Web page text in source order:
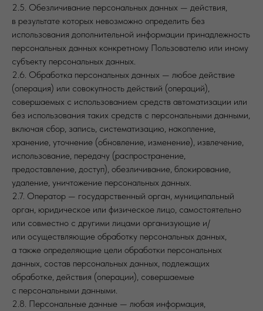
2.5. Обезличивание персональных данных — действия,
в результате которых невозможно определить без
использования дополнительной информации принадлежность
персональных данных конкретному Пользователю или иному
субъекту персональных данных.
2.6. Обработка персональных данных — любое действие
(операция) или совокупность действий (операций),
совершаемых с использованием средств автоматизации или
без использования таких средств с персональными данными,
включая сбор, запись, систематизацию, накопление,
хранение, уточнение (обновление, изменение), извлечение,
использование, передачу (распространение,
предоставление, доступ), обезличивание, блокирование,
удаление, уничтожение персональных данных.
2.7. Оператор — государственный орган, муниципальный
орган, юридическое или физическое лицо, самостоятельно
или совместно с другими лицами организующие и/
или осуществляющие обработку персональных данных,
а также определяющие цели обработки персональных
данных, состав персональных данных, подлежащих
обработке, действия (операции), совершаемые
с персональными данными.
2.8. Персональные данные — любая информация,